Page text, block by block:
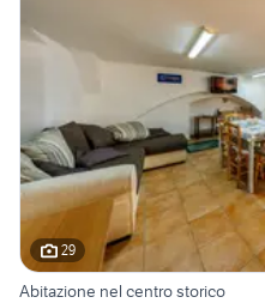
29
Abitazione nel centro storico